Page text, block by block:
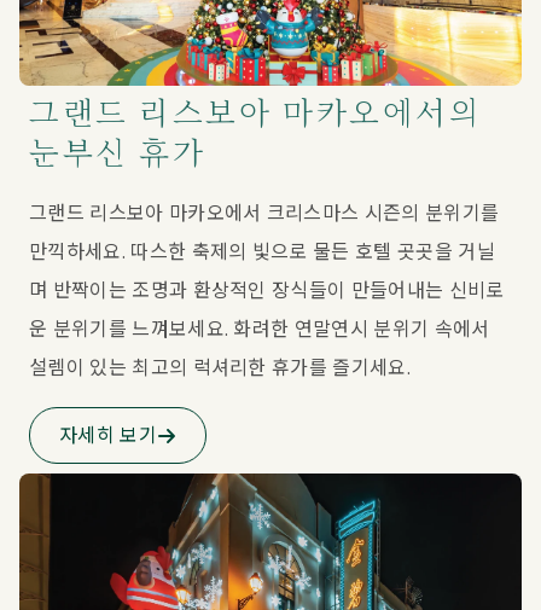
그랜드 리스보아 마카오에서의
눈부신 휴가
그랜드 리스보아 마카오에서 크리스마스 시즌의 분위기를
만끽하세요. 따스한 축제의 빛으로 물든 호텔 곳곳을 거닐
며 반짝이는 조명과 환상적인 장식들이 만들어내는 신비로
운 분위기를 느껴보세요. 화려한 연말연시 분위기 속에서
설렘이 있는 최고의 럭셔리한 휴가를 즐기세요.
자세히 보기